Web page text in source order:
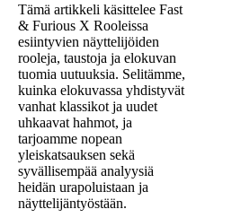
Tämä artikkeli käsittelee Fast
& Furious X Rooleissa
esiintyvien näyttelijöiden
rooleja, taustoja ja elokuvan
tuomia uutuuksia. Selitämme,
kuinka elokuvassa yhdistyvät
vanhat klassikot ja uudet
uhkaavat hahmot, ja
tarjoamme nopean
yleiskatsauksen sekä
syvällisempää analyysiä
heidän urapoluistaan ja
näyttelijäntyöstään.